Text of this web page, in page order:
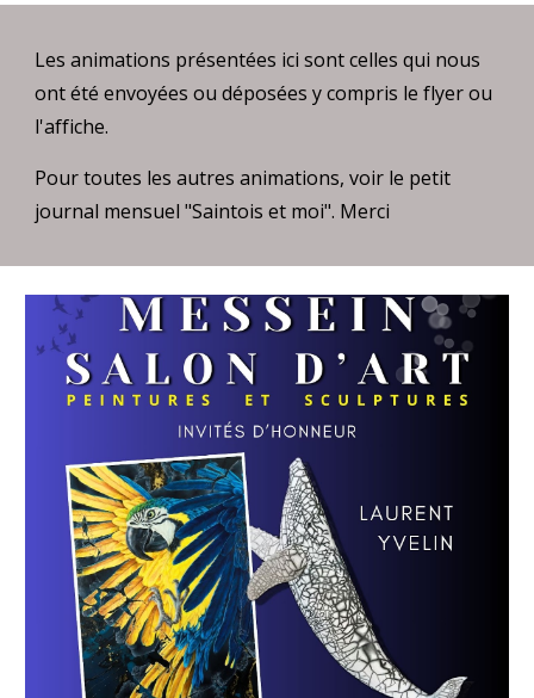
Les animations présentées ici sont celles qui nous
ont été envoyées ou déposées y compris le flyer ou
l'affiche.
Pour toutes les autres animations, voir le petit
journal mensuel "Saintois et moi". Merci